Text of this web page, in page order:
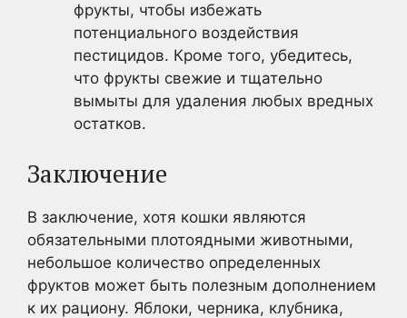
фрукты, чтобы избежать
потенциального воздействия
пестицидов. Кроме того, убедитесь,
что фрукты свежие и тщательно
вымыты для удаления любых вредных
остатков.
Заключение
В заключение, хотя кошки являются
обязательными плотоядными животными,
небольшое количество определенных
фруктов может быть полезным дополнением
к их рациону. Яблоки, черника, клубника,